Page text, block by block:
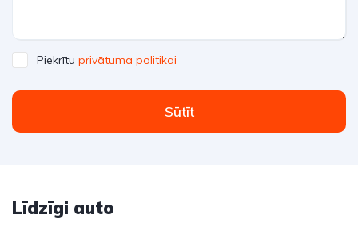
Piekrītu privātuma politikai
Sūtīt
Līdzīgi auto